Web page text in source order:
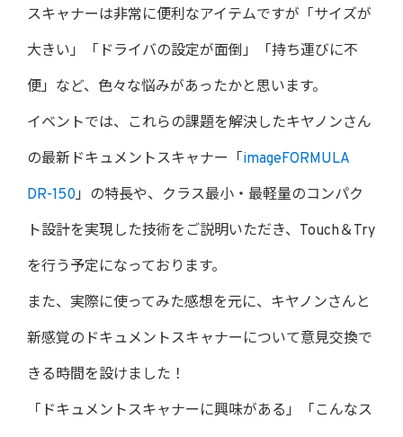
スキャナーは非常に便利なアイテムですが「サイズが
大きい」「ドライバの設定が面倒」「持ち運びに不
便」など、色々な悩みがあったかと思います。
イベントでは、これらの課題を解決したキヤノンさん
の最新ドキュメントスキャナー「 imageFORMULA
DR-150」の特長や、クラス最小・最軽量のコンパク
ト設計を実現した技術をご説明いただき、Touch＆Try
を行う予定になっております。
また、実際に使ってみた感想を元に、キヤノンさんと
新感覚のドキュメントスキャナーについて意見交換で
きる時間を設けました！
「ドキュメントスキャナーに興味がある」「こんなス